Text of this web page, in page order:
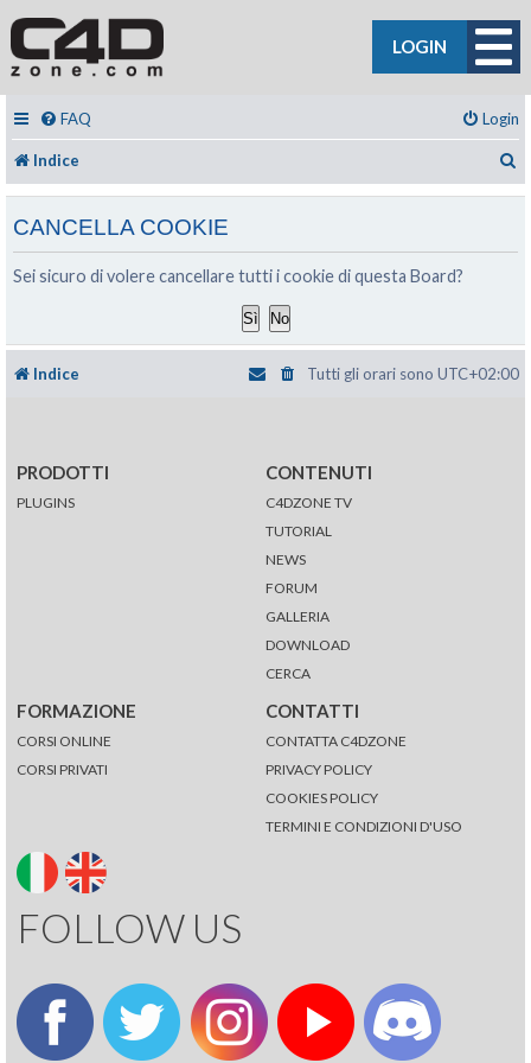
LOGIN
FAQ Login
Indice
CANCELLA COOKIE
Sei sicuro di volere cancellare tutti i cookie di questa Board?
Indice Tutti gli orari sono UTC+02:00
PRODOTTI
PLUGINS
CONTENUTI
C4DZONE TV
TUTORIAL
NEWS
FORUM
GALLERIA
DOWNLOAD
CERCA
FORMAZIONE
CORSI ONLINE
CORSI PRIVATI
CONTATTI
CONTATTA C4DZONE
PRIVACY POLICY
COOKIES POLICY
TERMINI E CONDIZIONI D'USO
FOLLOW US